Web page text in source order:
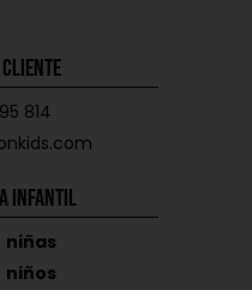
814
Infantil
niñas
niños